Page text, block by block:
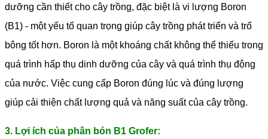
dưỡng cần thiết cho cây trồng, đặc biệt là vi lượng Boron
(B1) - một yếu tố quan trọng giúp cây trồng phát triển và trổ
bông tốt hơn. Boron là một khoáng chất không thể thiếu trong
quá trình hấp thụ dinh dưỡng của cây và quá trình thụ động
của nước. Việc cung cấp Boron đúng lúc và đúng lượng
giúp cải thiện chất lượng quả và năng suất của cây trồng.
3. Lợi ích của phân bón B1 Grofer: